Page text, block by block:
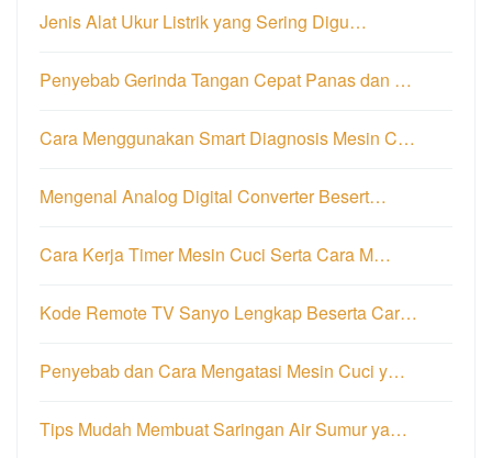
Jenis Alat Ukur Listrik yang Sering Digu…
Penyebab Gerinda Tangan Cepat Panas dan …
Cara Menggunakan Smart Diagnosis Mesin C…
Mengenal Analog Digital Converter Besert…
Cara Kerja Timer Mesin Cuci Serta Cara M…
Kode Remote TV Sanyo Lengkap Beserta Car…
Penyebab dan Cara Mengatasi Mesin Cuci y…
Tips Mudah Membuat Saringan Air Sumur ya…